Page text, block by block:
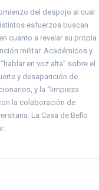
del despojo al cual
esfuerzos buscan
cuanto a revelar su propia
militar. Académicos y
en voz alta” sobre el
y desaparición de
y la “limpieza
la colaboración de
La Casa de Bello